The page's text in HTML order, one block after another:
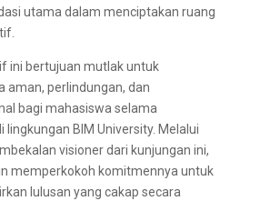
utama dalam menciptakan ruang
ini bertujuan mutlak untuk
aman, perlindungan, dan
bagi mahasiswa selama
BIM University. Melalui
visioner dari kunjungan ini,
memperkokoh komitmennya untuk
lulusan yang cakap secara